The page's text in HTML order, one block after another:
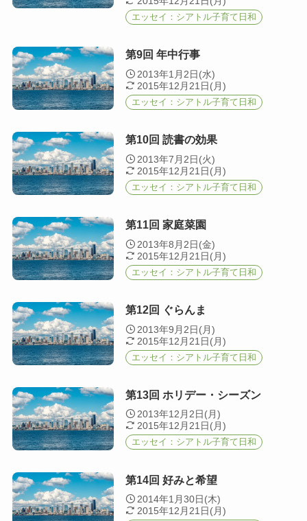
エッセイ：シアトル子育て日和
第9回 年中行事
2013年1月2日(水)
2015年12月21日(月)
エッセイ：シアトル子育て日和
第10回 読書の効果
2013年7月2日(火)
2015年12月21日(月)
エッセイ：シアトル子育て日和
第11回 家庭菜園
2013年8月2日(金)
2015年12月21日(月)
エッセイ：シアトル子育て日和
第12回 ぐらんま
2013年9月2日(月)
2015年12月21日(月)
エッセイ：シアトル子育て日和
第13回 ホリデー・シーズン
2013年12月2日(月)
2015年12月21日(月)
エッセイ：シアトル子育て日和
第14回 好みと希望
2014年1月30日(木)
2015年12月21日(月)